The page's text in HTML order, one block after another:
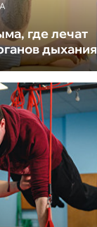
где лечат
дыхания